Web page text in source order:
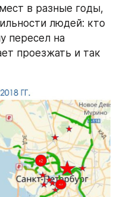
в разные годы,
людей: кто
пересел на
проезжать и так